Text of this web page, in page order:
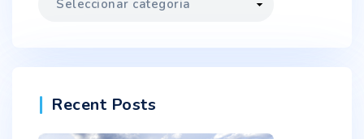
Recent Posts